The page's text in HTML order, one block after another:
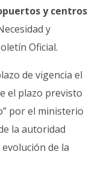
y centros
y
Oficial.
de vigencia el
el plazo previsto
por el ministerio
la autoridad
de la